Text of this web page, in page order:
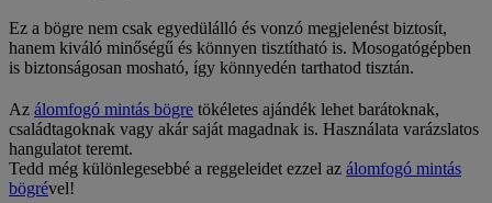
Ez a bögre nem csak egyedülálló és vonzó megjelenést biztosít,
hanem kiváló minőségű és könnyen tisztítható is. Mosogatógépben
is biztonságosan mosható, így könnyedén tarthatod tisztán.
Az álomfogó mintás bögre tökéletes ajándék lehet barátoknak,
családtagoknak vagy akár saját magadnak is. Használata varázslatos
hangulatot teremt.
Tedd még különlegesebbé a reggeleidet ezzel az álomfogó mintás
bögrével!